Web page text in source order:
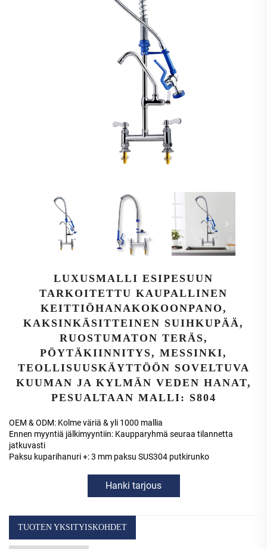
LUXUSMALLI ESIPESUUN
TARKOITETTU KAUPALLINEN
KEITTIÖHANAKOKOONPANO,
KAKSINKÄSITTEINEN SUIHKUPÄÄ,
RUOSTUMATON TERÄS,
PÖYTÄKIINNITYS, MESSINKI,
TEOLLISUUSKÄYTTÖÖN SOVELTUVA
KUUMAN JA KYLMÄN VEDEN HANAT,
PESUALTAAN MALLI: S804
OEM & ODM: Kolme väriä & yli 1000 mallia
Ennen myyntiä jälkimyyntiin: Kaupparyhmä seuraa tilannetta
jatkuvasti
Paksu kuparihanuri +: 3 mm paksu SUS304 putkirunko
Hanki tarjous
TUOTEN YKSITYISKOHDET